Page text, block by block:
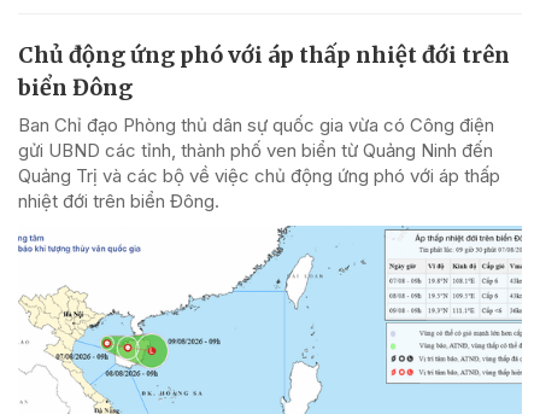
Chủ động ứng phó với áp thấp nhiệt đới trên
biển Đông
Ban Chỉ đạo Phòng thủ dân sự quốc gia vừa có Công điện
gửi UBND các tỉnh, thành phố ven biển từ Quảng Ninh đến
Quảng Trị và các bộ về việc chủ động ứng phó với áp thấp
nhiệt đới trên biển Đông.